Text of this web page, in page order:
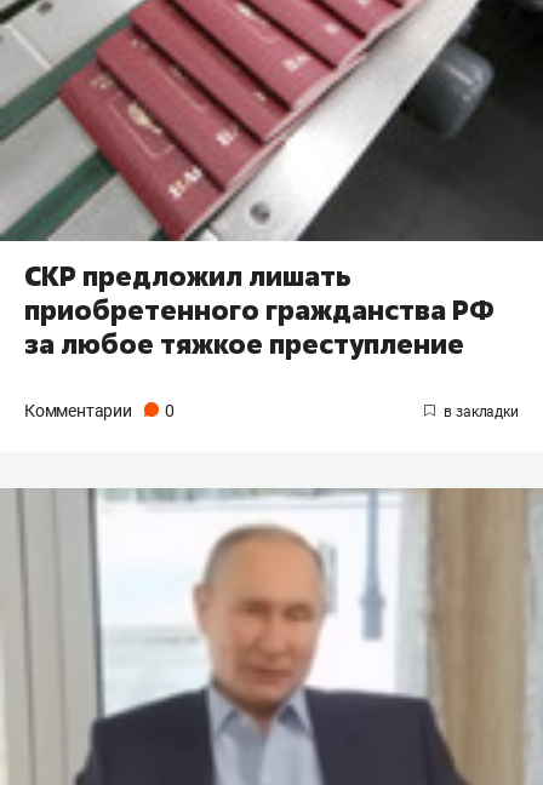
СКР предложил лишать
приобретенного гражданства РФ
за любое тяжкое преступление
Комментарии 0